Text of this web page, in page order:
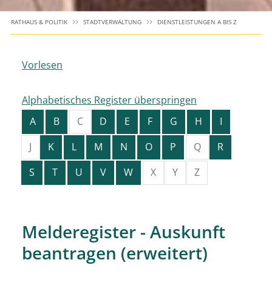
RATHAUS & POLITIK STADTVERWALTUNG DIENSTLEISTUNGEN A BIS Z
Vorlesen
Alphabetisches Register überspringen
A
B C D E F G H
I
J
K L M N O P Q
R
S
T U V W X Y Z
Melderegister - Auskunft
beantragen (erweitert)